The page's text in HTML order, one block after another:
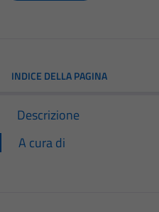
INDICE DELLA PAGINA
Descrizione
A cura di